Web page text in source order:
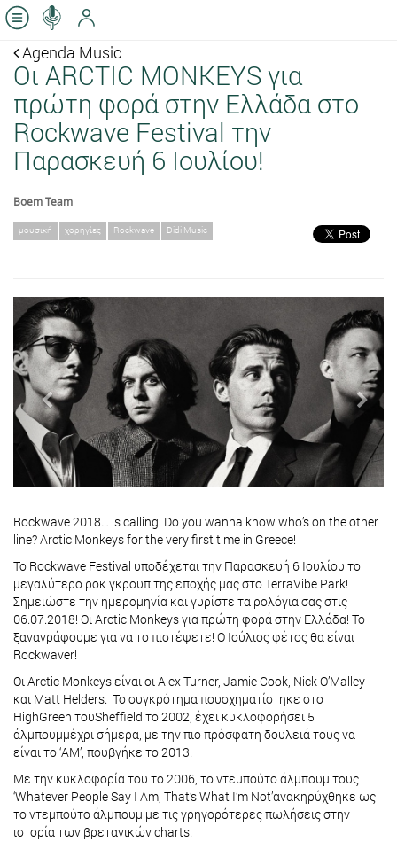
Agenda Music
Oι ARCTIC MONKEYS για
πρώτη φορά στην Ελλάδα στο
Rockwave Festival την
Παρασκευή 6 Ιουλίου!
Boem Team
μουσική χορηγίες Rockwave Didi Music
Previous Next
Rockwave 2018… is calling! Do you wanna know who’s on the other
line? Arctic Monkeys for the very first time in Greece!
To Rockwave Festival υποδέχεται την Παρασκευή 6 Ιουλίου το
μεγαλύτερο ροκ γκρουπ της εποχής μας στο TerraVibe Park!
Σημειώστε την ημερομηνία και γυρίστε τα ρολόγια σας στις
06.07.2018! Οι Arctic Monkeys για πρώτη φορά στην Ελλάδα! To
ξαναγράφουμε για να το πιστέψετε! Ο Ιούλιος φέτος θα είναι
Rockwaver!
Οι Arctic Monkeys είναι οι Alex Turner, Jamie Cook, Nick O’Malley
και Matt Helders. Το συγκρότημα πουσχηματίστηκε στο
HighGreen τουSheffield το 2002, έχει κυκλοφορήσει 5
άλμπουμμέχρι σήμερα, με την πιο πρόσφατη δουλειά τους να
είναι το ‘AM’, πουβγήκε το 2013.
Με την κυκλοφορία του το 2006, το ντεμπούτο άλμπουμ τους
‘Whatever People Say I Am, That’s What I’m Not’ανακηρύχθηκε ως
το ντεμπούτο άλμπουμ με τις γρηγορότερες πωλήσεις στην
ιστορία των βρετανικών charts.